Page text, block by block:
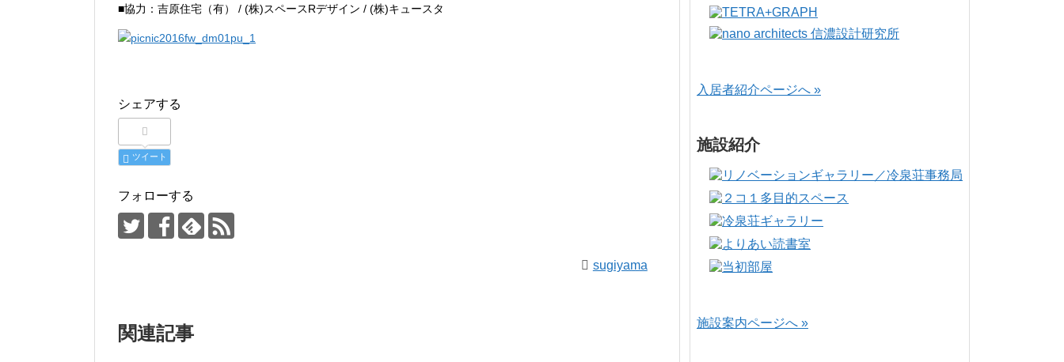
■協力：吉原住宅（有） / (株)スペースRデザイン / (株)キュースタ
シェアする
ツイート
フォローする
sugiyama
関連記事
入居者紹介ページへ »
施設紹介
施設案内ページへ »